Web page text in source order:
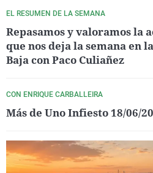
EL RESUMEN DE LA SEMANA
Repasamos y valoramos
que nos deja la semana en
Baja con Paco Culiañez
CON ENRIQUE CARBALLEIRA
Más de Uno Infiesto 18/06/